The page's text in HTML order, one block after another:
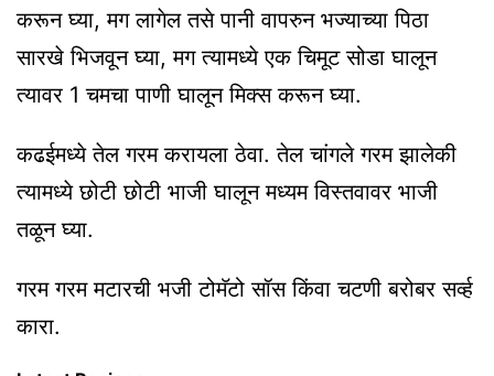
करून घ्या, मग लागेल तसे पानी वापरुन भज्याच्या पिठा
सारखे भिजवून घ्या, मग त्यामध्ये एक चिमूट सोडा घालून
त्यावर 1 चमचा पाणी घालून मिक्स करून घ्या.
कढईमध्ये तेल गरम करायला ठेवा. तेल चांगले गरम झालेकी
त्यामध्ये छोटी छोटी भाजी घालून मध्यम विस्तवावर भाजी
तळून घ्या.
गरम गरम मटारची भजी टोमॅटो सॉस किंवा चटणी बरोबर सर्व्ह
कारा.